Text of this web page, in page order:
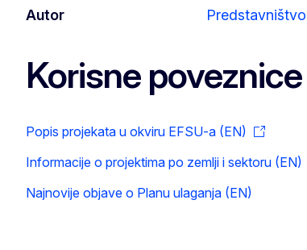
Autor
Korisne poveznice
Popis projekata u okviru EFSU-a (EN)
Informacije o projektima po zemlji i sektoru (EN)
Najnovije objave o Planu ulaganja (EN)